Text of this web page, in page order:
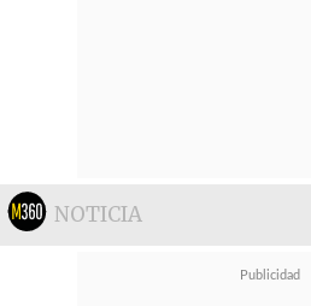
NOTICIA